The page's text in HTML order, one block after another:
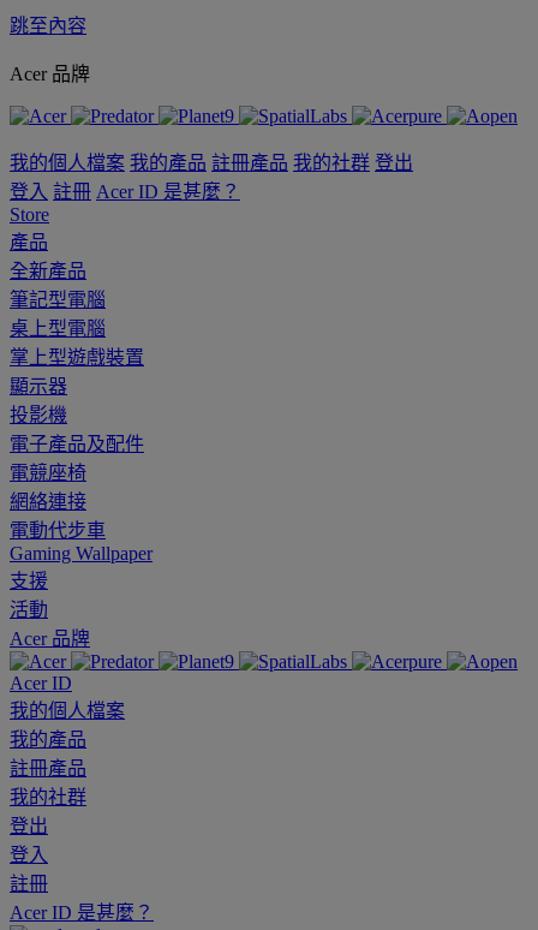
跳至內容
Acer 品牌
我的個人檔案 我的產品 註冊產品 我的社群 登出
登入 註冊 Acer ID 是甚麼？
Store
產品
全新產品
筆記型電腦
桌上型電腦
掌上型遊戲裝置
顯示器
投影機
電子產品及配件
電競座椅
網絡連接
電動代步車
Gaming Wallpaper
支援
活動
Acer 品牌
Acer ID
我的個人檔案
我的產品
註冊產品
我的社群
登出
登入
註冊
Acer ID 是甚麼？